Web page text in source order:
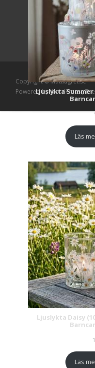
Ljuslykta
Läs
Ljuslykta Daisy
Läs
Copyright © Mattlagret.se
Powered by WordPress,